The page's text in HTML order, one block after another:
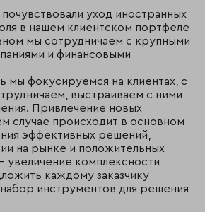
уход иностранных
в нашем клиентском портфеле
мы сотрудничаем с крупными
и финансовыми
мы фокусируемся на клиентах, с
выстраиваем с ними
Привлечение новых
случае происходит в основном
эффективных решений,
на рынке и положительных
увеличение комплексности
каждому заказчику
инструментов для решения